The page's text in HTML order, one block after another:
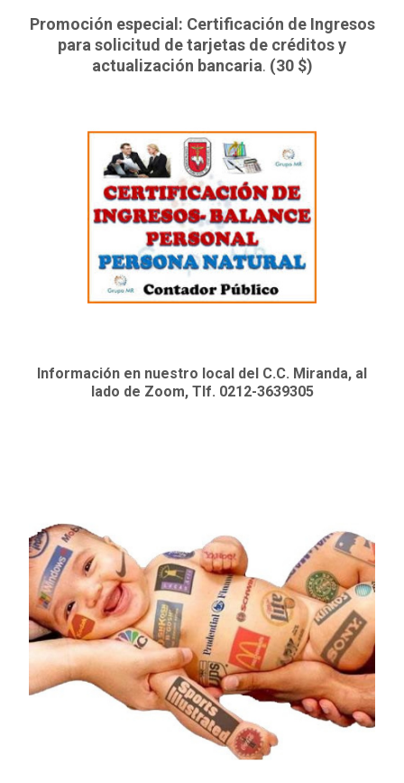
Promoción especial: Certificación de Ingresos
para solicitud de tarjetas de créditos y
actualización bancaria. (30 $)
Información en nuestro local del C.C. Miranda, al
lado de Zoom, Tlf. 0212-3639305